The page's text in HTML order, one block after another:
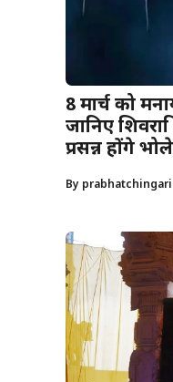
8 मार्च को
जानिए
प्रसन्न होंगे
By prabhatchingari